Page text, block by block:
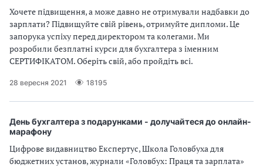
Хочете підвищення, а може давно не отримували надбавки до
зарплати? Підвищуйте свій рівень, отримуйте дипломи. Це
запорука успіху перед директором та колегами. Ми
розробили безплатні курси для бухгалтера з іменним
СЕРТИФІКАТОМ. Оберіть свій, або пройдіть всі.
28 вересня 2021 18195
День бухгалтера з подарунками - долучайтеся до онлайн-
марафону
Цифрове видавництво Експертус, Школа Головбуха для
бюджетних установ, журнали «Головбух: Праця та зарплата»